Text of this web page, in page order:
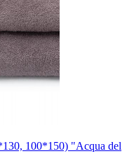
100*150) "Acqua del